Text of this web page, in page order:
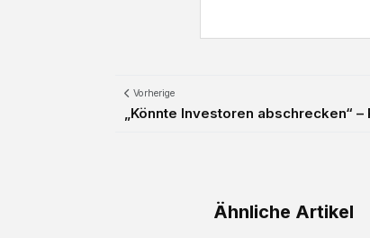
Vorherige
„Könnte Investoren abschrecken“ –
Ähnliche Artikel